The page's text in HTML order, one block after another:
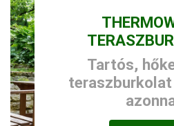
Tartós,